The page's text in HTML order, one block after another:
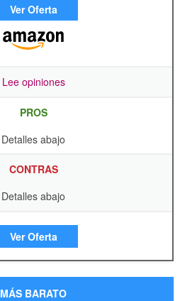
Ver Oferta
Lee opiniones
PROS
Detalles abajo
CONTRAS
Detalles abajo
Ver Oferta
MÁS BARATO